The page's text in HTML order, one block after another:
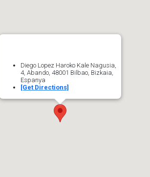
Diego Lopez Haroko Kale Nagusia,
4, Abando, 48001 Bilbao, Bizkaia,
Espanya
[Get Directions]